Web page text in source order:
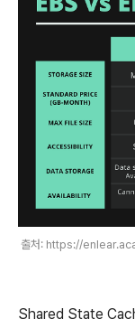
출처: https://
Shared State